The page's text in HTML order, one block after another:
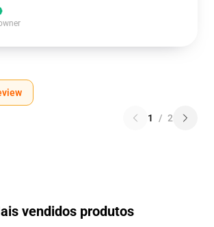
1 / 2
vendidos produtos